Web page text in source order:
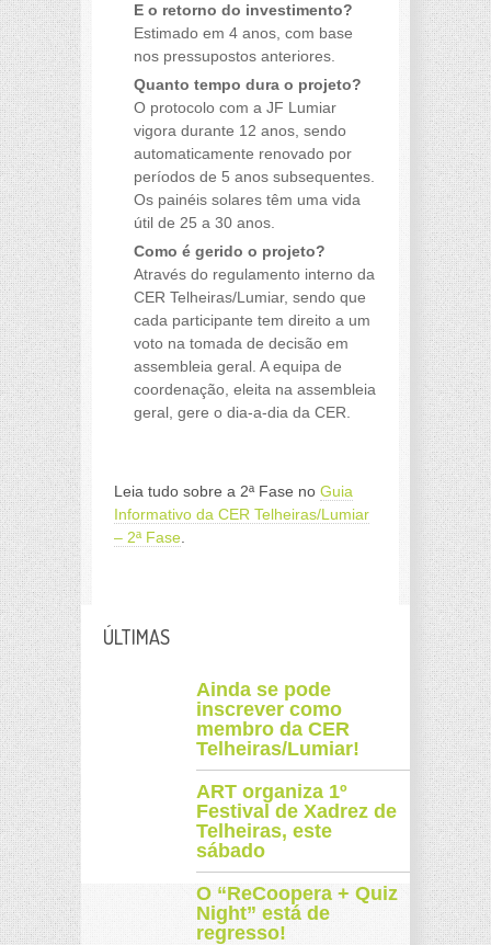
E o retorno do investimento?
Estimado em 4 anos, com base
nos pressupostos anteriores.
Quanto tempo dura o projeto?
O protocolo com a JF Lumiar
vigora durante 12 anos, sendo
automaticamente renovado por
períodos de 5 anos subsequentes.
Os painéis solares têm uma vida
útil de 25 a 30 anos.
Como é gerido o projeto?
Através do regulamento interno da
CER Telheiras/Lumiar, sendo que
cada participante tem direito a um
voto na tomada de decisão em
assembleia geral. A equipa de
coordenação, eleita na assembleia
geral, gere o dia-a-dia da CER.
Leia tudo sobre a 2ª Fase no Guia
Informativo da CER Telheiras/Lumiar
– 2ª Fase
ÚLTIMAS
Ainda se pode
inscrever como
membro da CER
Telheiras/Lumiar!
ART organiza 1º
Festival de Xadrez de
Telheiras, este
sábado
O “ReCoopera + Quiz
Night” está de
regresso!